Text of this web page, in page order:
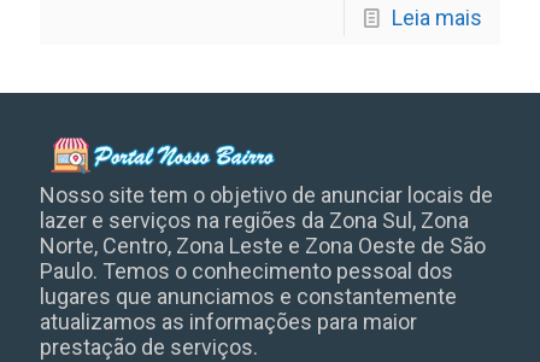
Leia mais
Nosso site tem o objetivo de anunciar locais de
lazer e serviços na regiões da Zona Sul, Zona
Norte, Centro, Zona Leste e Zona Oeste de São
Paulo. Temos o conhecimento pessoal dos
lugares que anunciamos e constantemente
atualizamos as informações para maior
prestação de serviços.